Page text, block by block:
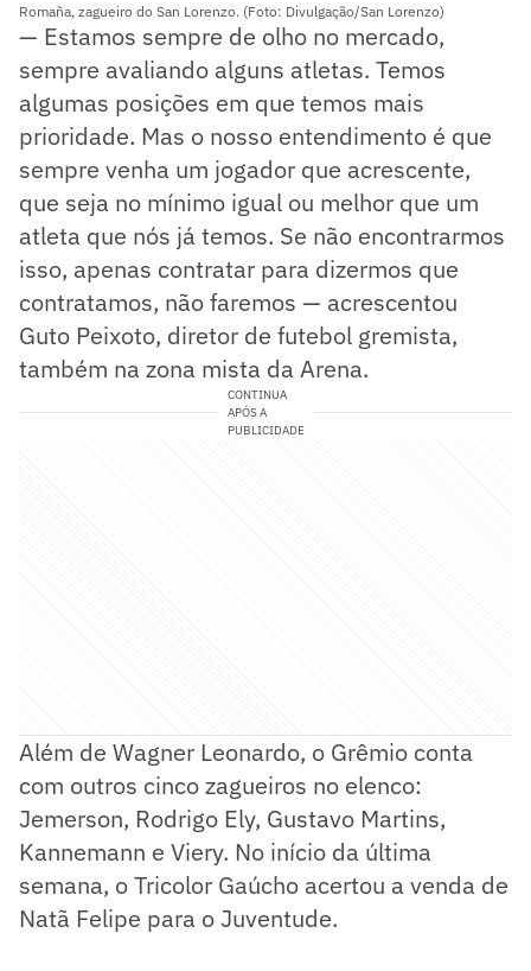
Romaña, zagueiro do San Lorenzo. (Foto: Divulgação/San Lorenzo)
— Estamos sempre de olho no mercado,
sempre avaliando alguns atletas. Temos
algumas posições em que temos mais
prioridade. Mas o nosso entendimento é que
sempre venha um jogador que acrescente,
que seja no mínimo igual ou melhor que um
atleta que nós já temos. Se não encontrarmos
isso, apenas contratar para dizermos que
contratamos, não faremos — acrescentou
Guto Peixoto, diretor de futebol gremista,
também na zona mista da Arena.
CONTINUA
APÓS A
PUBLICIDADE
Além de Wagner Leonardo, o Grêmio conta
com outros cinco zagueiros no elenco:
Jemerson, Rodrigo Ely, Gustavo Martins,
Kannemann e Viery. No início da última
semana, o Tricolor Gaúcho acertou a venda de
Natã Felipe para o Juventude.